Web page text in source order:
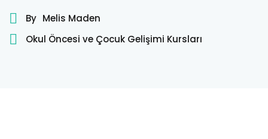
By Melis Maden
Okul Öncesi ve Çocuk Gelişimi Kursları